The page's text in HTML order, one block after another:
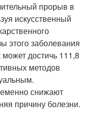
прорыв в
искусственный
этого заболевания
достичь 111,8
методов
снижают
причину болезни.